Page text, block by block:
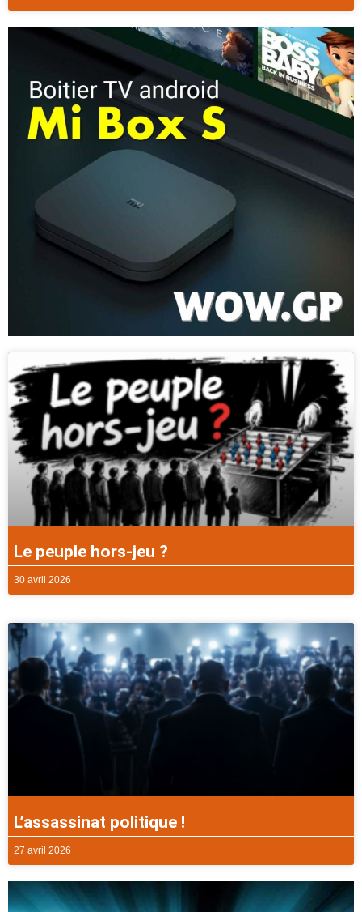
Le peuple hors-jeu ?
30 avril 2026
L’assassinat politique !
27 avril 2026